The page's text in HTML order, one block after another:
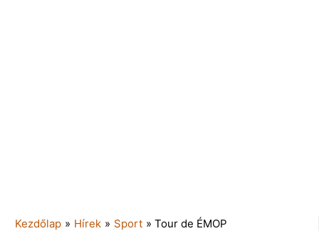
Kezdőlap » Hírek » Sport » Tour de ÉMOP